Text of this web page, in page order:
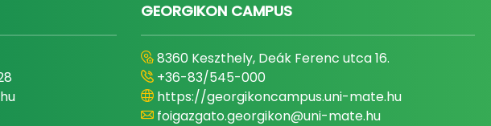
GEORGIKON CAMPUS
8360 Keszthely, Deák Ferenc utca 16.
+36-83/545-000
https://georgikoncampus.uni-mate.hu
foigazgato.georgikon@uni-mate.hu